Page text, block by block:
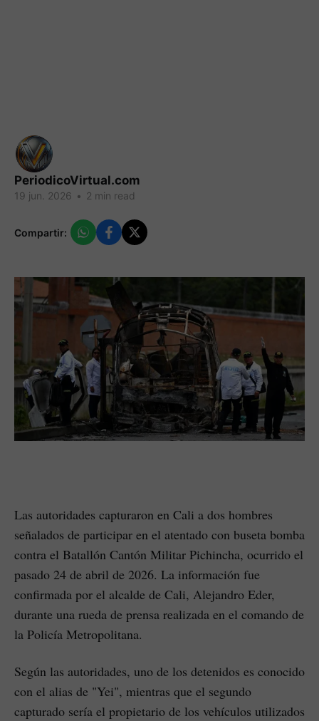
PeriodicoVirtual.com
19 jun. 2026 • 2 min read
Compartir:
Las autoridades capturaron en Cali a dos hombres
señalados de participar en el atentado con buseta bomba
contra el Batallón Cantón Militar Pichincha, ocurrido el
pasado 24 de abril de 2026. La información fue
confirmada por el alcalde de Cali, Alejandro Eder,
durante una rueda de prensa realizada en el comando de
la Policía Metropolitana.
Según las autoridades, uno de los detenidos es conocido
con el alias de "Yei", mientras que el segundo
capturado sería el propietario de los vehículos utilizados